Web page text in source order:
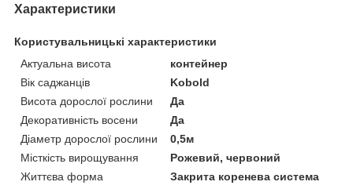
Характеристики
Користувальницькі характеристики
Актуальна висота
контейнер
Вік саджанців
Kobold
Висота дорослої рослини
Да
Декоративність восени
Да
Діаметр дорослої рослини
0,5м
Місткість вирощування
Рожевий, червоний
Життєва форма
Закрита коренева система